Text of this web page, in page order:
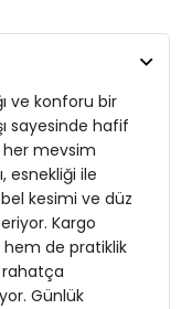
ve konforu bir
sayesinde hafif
her mevsim
esnekliği ile
kesimi ve düz
Kargo
hem de pratiklik
rahatça
Günlük